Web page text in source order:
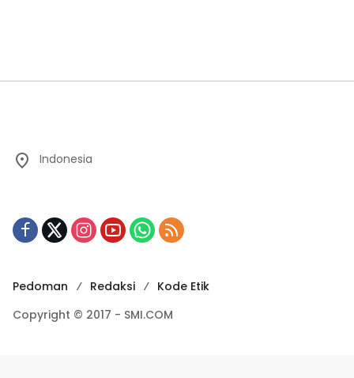
Indonesia
Pedoman Redaksi
Kode Etik
Copyright © 2017 - SMI.COM